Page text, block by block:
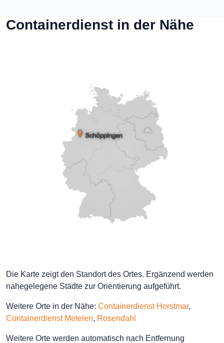
Containerdienst in der Nähe
Die Karte zeigt den Standort des Ortes. Ergänzend werden
nahegelegene Städte zur Orientierung aufgeführt.
Weitere Orte in der Nähe: Containerdienst Horstmar,
Containerdienst Metelen, Rosendahl
Weitere Orte werden automatisch nach Entfernung